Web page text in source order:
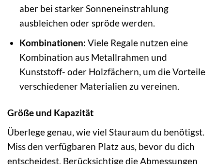
aber bei starker Sonneneinstrahlung
ausbleichen oder spröde werden.
Kombinationen: Viele Regale nutzen eine
Kombination aus Metallrahmen und
Kunststoff- oder Holzfächern, um die Vorteile
verschiedener Materialien zu vereinen.
Größe und Kapazität
Überlege genau, wie viel Stauraum du benötigst.
Miss den verfügbaren Platz aus, bevor du dich
entscheidest. Berücksichtige die Abmessungen